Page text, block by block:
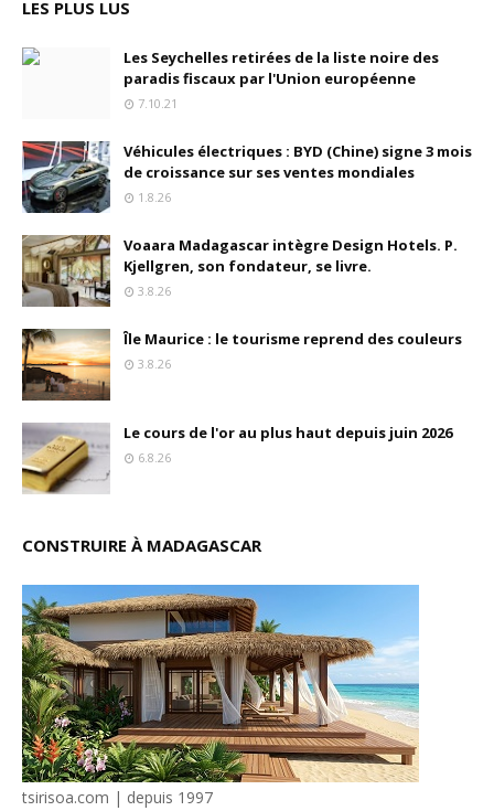
LES PLUS LUS
Les Seychelles retirées de la liste noire des
paradis fiscaux par l'Union européenne
7.10.21
Véhicules électriques : BYD (Chine) signe 3 mois
de croissance sur ses ventes mondiales
1.8.26
Voaara Madagascar intègre Design Hotels. P.
Kjellgren, son fondateur, se livre.
3.8.26
Île Maurice : le tourisme reprend des couleurs
3.8.26
Le cours de l'or au plus haut depuis juin 2026
6.8.26
CONSTRUIRE À MADAGASCAR
tsirisoa.com | depuis 1997